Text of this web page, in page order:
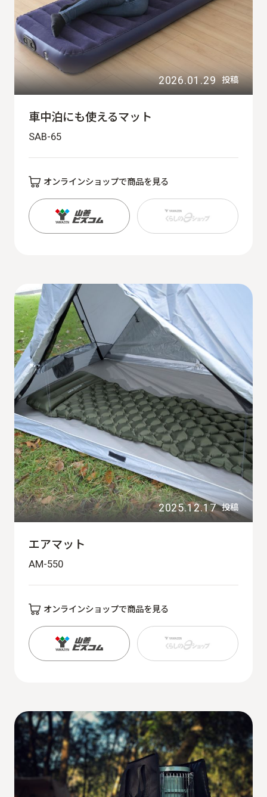
2026.01.29 投稿
車中泊にも使えるマット
SAB-65
オンラインショップで商品を見る
2025.12.17 投稿
エアマット
AM-550
オンラインショップで商品を見る